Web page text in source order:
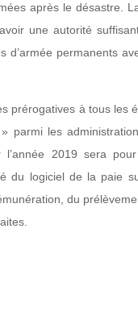
après le désastre.
une autorité
d’armée permanents
prérogatives à tous les
parmi les
2019 sera
du logiciel de la paie
du